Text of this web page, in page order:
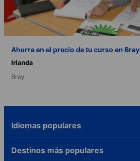
Ahorra en el precio de tu curso en Bray
Irlanda
Bray
Idiomas populares
Destinos más populares